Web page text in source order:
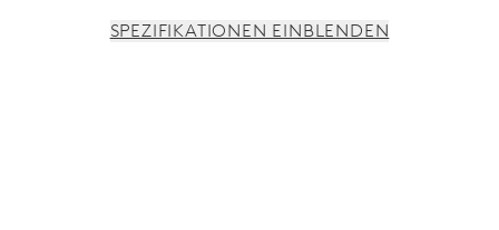
SPEZIFIKATIONEN EINBLENDEN